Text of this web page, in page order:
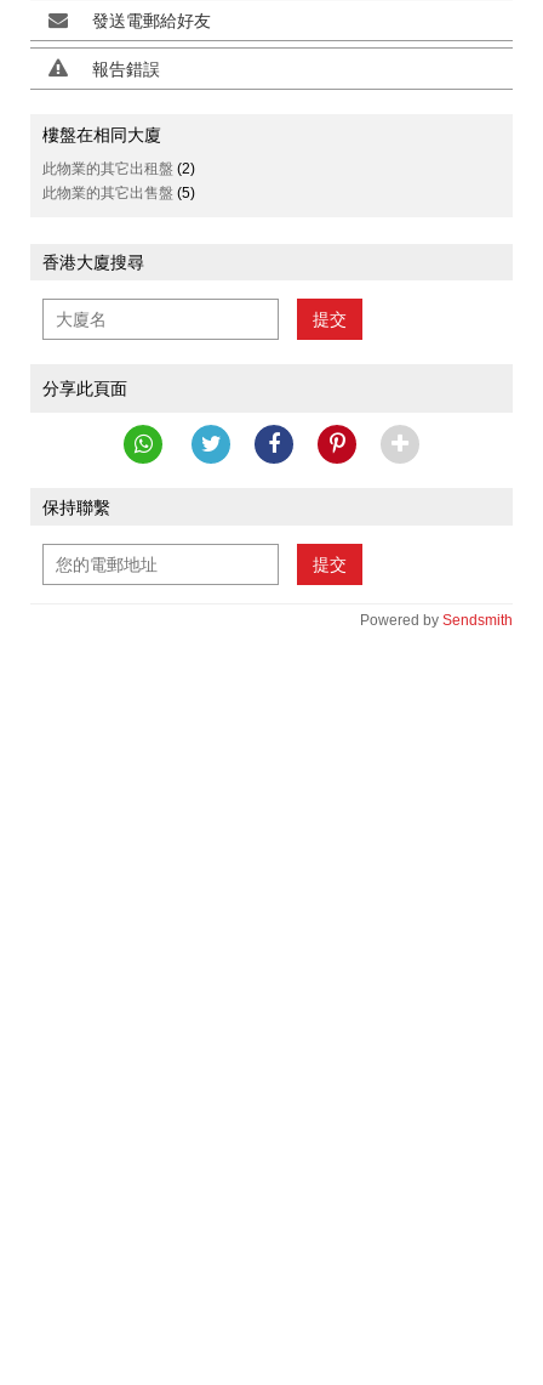
發送電郵給好友
報告錯誤
樓盤在相同大廈
此物業的其它出租盤 (2)
此物業的其它出售盤 (5)
香港大廈搜尋
提交
分享此頁面
保持聯繫
提交
Powered by Sendsmith